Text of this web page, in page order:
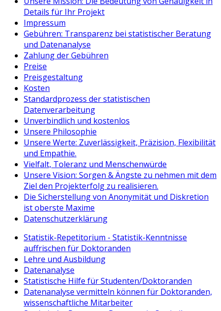
Details für Ihr Projekt
Impressum
Gebühren: Transparenz bei statistischer Beratung
und Datenanalyse
Zahlung der Gebühren
Preise
Preisgestaltung
Kosten
Standardprozess der statistischen
Datenverarbeitung
Unverbindlich und kostenlos
Unsere Philosophie
Unsere Werte: Zuverlässigkeit, Präzision, Flexibilität
und Empathie.
Vielfalt, Toleranz und Menschenwürde
Unsere Vision: Sorgen & Ängste zu nehmen mit dem
Ziel den Projekterfolg zu realisieren.
Die Sicherstellung von Anonymität und Diskretion
ist oberste Maxime
Datenschutzerklärung
Statistik-Repetitorium - Statistik-Kenntnisse
auffrischen für Doktoranden
Lehre und Ausbildung
Datenanalyse
Statistische Hilfe für Studenten/Doktoranden
Datenanalyse vermitteln können für Doktoranden,
wissenschaftliche Mitarbeiter